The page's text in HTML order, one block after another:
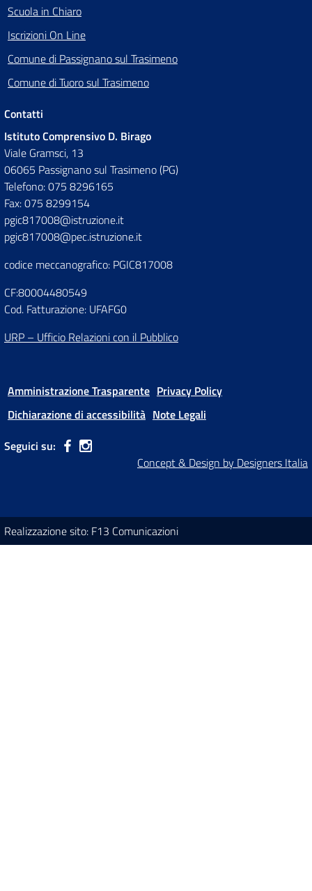
Scuola in Chiaro
Iscrizioni On Line
Comune di Passignano sul Trasimeno
Comune di Tuoro sul Trasimeno
Contatti
Istituto Comprensivo D. Birago
Viale Gramsci, 13
06065 Passignano sul Trasimeno (PG)
Telefono: 075 8296165
Fax: 075 8299154
pgic817008@istruzione.it
pgic817008@pec.istruzione.it
codice meccanografico: PGIC817008
CF:80004480549
Cod. Fatturazione: UFAFG0
URP – Ufficio Relazioni con il Pubblico
Amministrazione Trasparente Privacy Policy
Dichiarazione di accessibilità Note Legali
Seguici su:
Concept & Design by Designers Italia
Realizzazione sito: F13 Comunicazioni